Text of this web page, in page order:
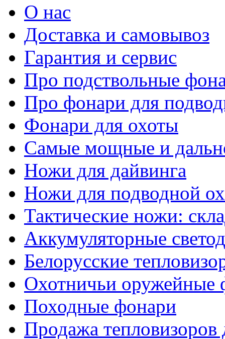
О нас
Доставка и самовывоз
Гарантия и сервис
Про подствольные
Про фонари для
Фонари для охоты
Самые мощные и
Ножи для дайвинга
Ножи для подводной
Тактические ножи:
Аккумуляторные
Белорусские
Охотничьи оружейные
Походные фонари
Продажа тепловизоров